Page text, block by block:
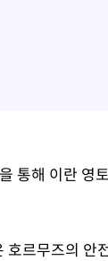
통해 이란 영
르무즈의 안